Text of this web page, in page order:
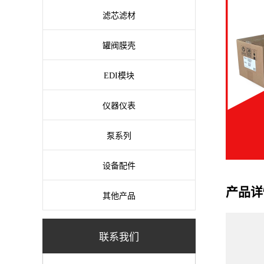
滤芯滤材
罐阀膜壳
EDI模块
仪器仪表
泵系列
设备配件
其他产品
联系我们
产品